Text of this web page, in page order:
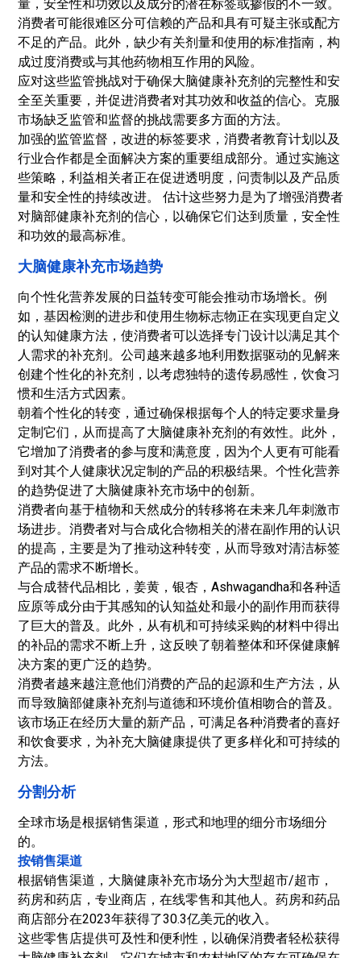
量，安全性和功效以及成分的潜在标签或掺假的不一致。
消费者可能很难区分可信赖的产品和具有可疑主张或配方
不足的产品。此外，缺少有关剂量和使用的标准指南，构
成过度消费或与其他药物相互作用的风险。
应对这些监管挑战对于确保大脑健康补充剂的完整性和安
全至关重要，并促进消费者对其功效和收益的信心。克服
市场缺乏监管和监督的挑战需要多方面的方法。
加强的监管监督，改进的标签要求，消费者教育计划以及
行业合作都是全面解决方案的重要组成部分。通过实施这
些策略，利益相关者正在促进透明度，问责制以及产品质
量和安全性的持续改进。 估计这些努力是为了增强消费者
对脑部健康补充剂的信心，以确保它们达到质量，安全性
和功效的最高标准。
大脑健康补充市场趋势
向个性化营养发展的日益转变可能会推动市场增长。例
如，基因检测的进步和使用生物标志物正在实现更自定义
的认知健康方法，使消费者可以选择专门设计以满足其个
人需求的补充剂。公司越来越多地利用数据驱动的见解来
创建个性化的补充剂，以考虑独特的遗传易感性，饮食习
惯和生活方式因素。
朝着个性化的转变，通过确保根据每个人的特定要求量身
定制它们，从而提高了大脑健康补充剂的有效性。此外，
它增加了消费者的参与度和满意度，因为个人更有可能看
到对其个人健康状况定制的产品的积极结果。个性化营养
的趋势促进了大脑健康补充市场中的创新。
消费者向基于植物和天然成分的转移将在未来几年刺激市
场进步。消费者对与合成化合物相关的潜在副作用的认识
的提高，主要是为了推动这种转变，从而导致对清洁标签
产品的需求不断增长。
与合成替代品相比，姜黄，银杏，Ashwagandha和各种适
应原等成分由于其感知的认知益处和最小的副作用而获得
了巨大的普及。 此外，从有机和可持续采购的材料中得出
的补品的需求不断上升，这反映了朝着整体和环保健康解
决方案的更广泛的趋势。
消费者越来越注意他们消费的产品的起源和生产方法，从
而导致脑部健康补充剂与道德和环境价值相吻合的普及。
该市场正在经历大量的新产品，可满足各种消费者的喜好
和饮食要求，为补充大脑健康提供了更多样化和可持续的
方法。
分割分析
全球市场是根据销售渠道，形式和地理的细分市场细分
的。
按销售渠道
根据销售渠道，大脑健康补充市场分为大型超市/超市，
药房和药店，专业商店， 在线零售和其他人。药房和药品
商店部分在2023年获得了30.3亿美元的收入。
这些零售店提供可及性和便利性，以确保消费者轻松获得